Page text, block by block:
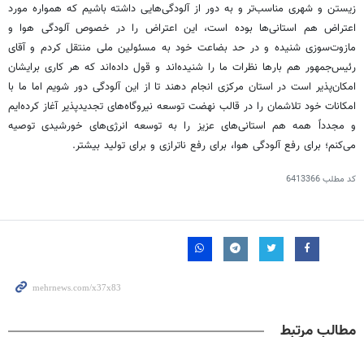
زیستن و شهری مناسب‌تر و به دور از آلودگی‌هایی داشته باشیم که همواره مورد
اعتراض هم استانی‌ها بوده است، این اعتراض را در خصوص آلودگی هوا و
مازوت‌سوزی شنیده و در حد بضاعت خود به مسئولین ملی منتقل کردم و آقای
رئیس‌جمهور هم بارها نظرات ما را شنیده‌اند و قول داده‌اند که هر کاری برایشان
امکان‌پذیر است در استان مرکزی انجام دهند تا از این آلودگی دور شویم اما ما با
امکانات خود تلاشمان را در قالب نهضت توسعه نیروگاه‌های تجدیدپذیر آغاز کرده‌ایم
و مجدداً همه هم استانی‌های عزیز را به توسعه انرژی‌های خورشیدی توصیه
می‌کنم؛ برای رفع آلودگی هوا، برای رفع ناترازی و برای تولید بیشتر.
کد مطلب6413366
مطالب مرتبط